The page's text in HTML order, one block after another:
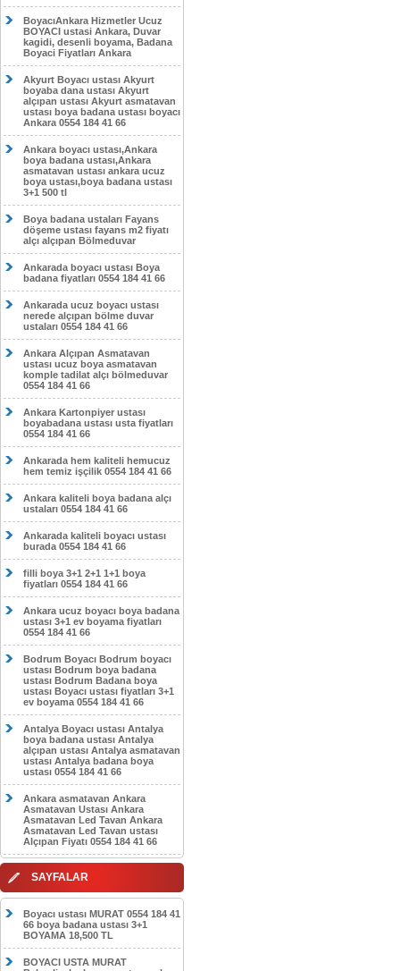
BoyacıAnkara Hizmetler Ucuz
BOYACI ustasi Ankara, Duvar
kagidi, desenli boyama, Badana
Boyaci Fiyatları Ankara
Akyurt Boyacı ustası Akyurt
boyaba dana ustası Akyurt
alçıpan ustası Akyurt asmatavan
ustası boya badana ustası boyacı
Ankara 0554 184 41 66
Ankara boyacı ustası,Ankara
boya badana ustası,Ankara
asmatavan ustası ankara ucuz
boya ustası,boya badana ustası
3+1 500 tl
Boya badana ustaları Fayans
döşeme ustası fayans m2 fiyatı
alçı alçıpan Bölmeduvar
Ankarada boyacı ustası Boya
badana fiyatları 0554 184 41 66
Ankarada ucuz boyacı ustası
nerede alçıpan bölme duvar
ustaları 0554 184 41 66
Ankara Alçıpan Asmatavan
ustası ucuz boya asmatavan
komple tadilat alçı bölmeduvar
0554 184 41 66
Ankara Kartonpiyer ustası
boyabadana ustası usta fiyatları
0554 184 41 66
Ankarada hem kaliteli hemucuz
hem temiz işçilik 0554 184 41 66
Ankara kaliteli boya badana alçı
ustaları 0554 184 41 66
Ankarada kaliteli boyacı ustası
burada 0554 184 41 66
filli boya 3+1 2+1 1+1 boya
fiyatları 0554 184 41 66
Ankara ucuz boyacı boya badana
ustası 3+1 ev boyama fiyatları
0554 184 41 66
Bodrum Boyacı Bodrum boyacı
ustası Bodrum boya badana
ustası Bodrum Badana boya
ustası Boyacı ustası fiyatları 3+1
ev boyama 0554 184 41 66
Antalya Boyacı ustası Antalya
boya badana ustası Antalya
alçıpan ustası Antalya asmatavan
ustası Antalya badana boya
ustası 0554 184 41 66
Ankara asmatavan Ankara
Asmatavan Ustası Ankara
Asmatavan Led Tavan Ankara
Asmatavan Led Tavan ustası
Alçıpan Fiyatı 0554 184 41 66
SAYFALAR
Boyacı ustası MURAT 0554 184 41
66 boya badana ustası 3+1
BOYAMA 18,500 TL
BOYACI USTA MURAT